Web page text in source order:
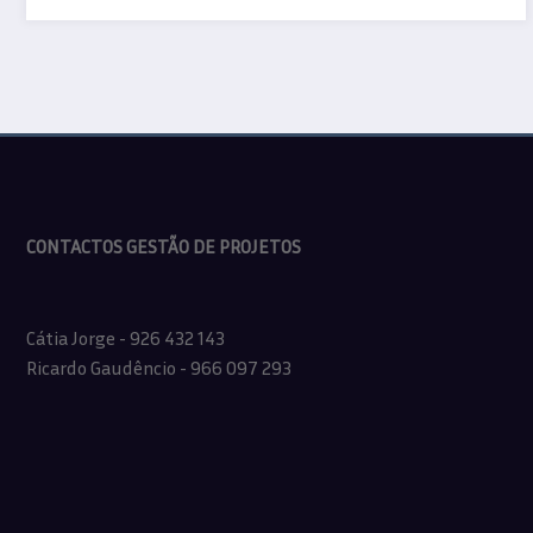
CONTACTOS GESTÃO DE PROJETOS
Cátia Jorge - 926 432 143
Ricardo Gaudêncio - 966 097 293